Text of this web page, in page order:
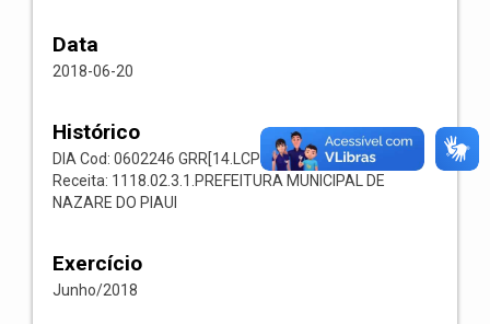
Data
2018-06-20
Histórico
DIA Cod: 0602246 GRR[14.LCP 66] Codigo: 001107
Receita: 1118.02.3.1.PREFEITURA MUNICIPAL DE
NAZARE DO PIAUI
Exercício
Junho/2018